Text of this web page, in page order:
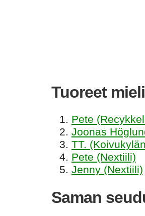
Tuoreet
Pete
Joonas
TT.
Pete (Nextiili)
Jenny (Nextiili)
Saman